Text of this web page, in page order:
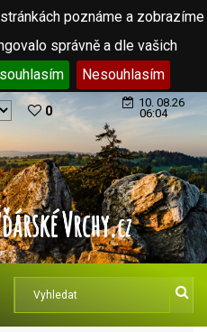
poznáme a zobrazíme
správně a dle vašich
Nesouhlasím
0
10. 08.26
06:04